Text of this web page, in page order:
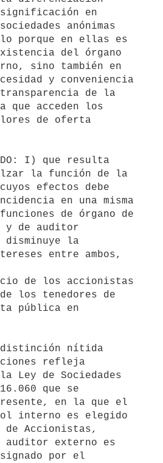
significación en
anónimas
porque en ellas es
del órgano
sino también en
y conveniencia
de la
que acceden los
de oferta
la función de la
efectos debe
en una misma
de órgano de
y de auditor
la
entre ambos,
de los accionistas
los tenedores de
pública en
refleja
Ley de Sociedades
que se
en la que el
interno es elegido
de Accionistas,
auditor externo es
por el